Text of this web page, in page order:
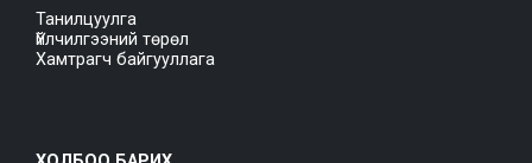
Танилцуулга
Үйлчилгээний төрөл
Хамтрагч байгууллага